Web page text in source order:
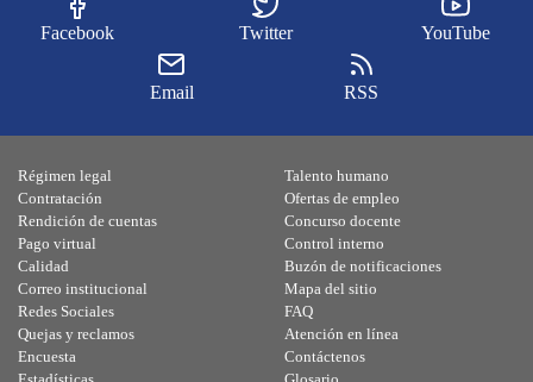
Facebook Twitter YouTube
Email RSS
Régimen legal
Contratación
Rendición de cuentas
Pago virtual
Calidad
Talento humano
Ofertas de empleo
Concurso docente
Control interno
Buzón de notificaciones
Correo institucional
Redes Sociales
Quejas y reclamos
Encuesta
Mapa del sitio
FAQ
Atención en línea
Contáctenos